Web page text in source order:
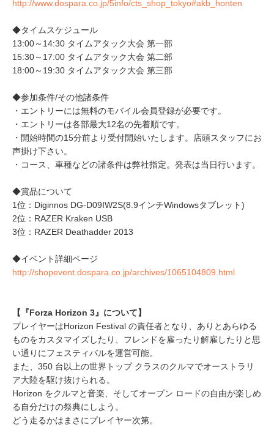
http://www.dospara.co.jp/5info/cts_shop_tokyo#akb_honten
◆タイムスケジュール
13:00～14:30 タイムアタック大会 第一部
15:30～17:00 タイムアタック大会 第二部
18:00～19:30 タイムアタック大会 第三部
◆参加条件/その他諸条件
・エントリーには無料のモバイル会員登録が必要です。
・エントリーは各部最大12名の先着順です。
・開始時間の15分前より受付開始いたします。店頭スタッフにお
声掛け下さい。
・コース、車種などの諸条件は弊社指定。発表は当日行います。
◆賞品について
1位：Diginnos DG-D09IW2S(8.9インチWindowsタブレット)
2位：RAZER Kraken USB
3位：RAZER Deathadder 2013
◆イベント詳細ページ
http://shopevent.dospara.co.jp/archives/1065104809.html
【『Forza Horizon 3』について】
プレイヤーはHorizon Festival の責任者となり、ありとあらゆる
ものをカスタマイズしたり、フレンドを雇ったり解雇したりと思
い通りにフェスティバルを運営可能。
また、350 台以上の世界トップ クラスのクルマでオーストラリ
ア大陸を駆け抜けられる。
Horizon をクルマと音楽、そしてオープン ロードの自由が楽しめ
る自分だけの祭典にしよう。
どう走るかはまさにプレイヤー次第。